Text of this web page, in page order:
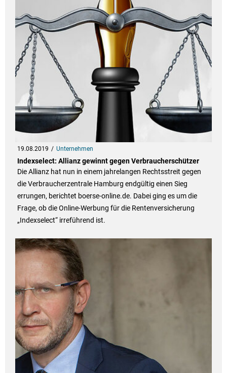
19.08.2019 Unternehmen
Indexselect: Allianz gewinnt gegen Verbraucherschützer
Die Allianz hat nun in einem jahrelangen Rechtsstreit gegen
die Verbraucherzentrale Hamburg endgültig einen Sieg
errungen, berichtet boerse-online.de. Dabei ging es um die
Frage, ob die Online-Werbung für die Rentenversicherung
„Indexselect“ irreführend ist.